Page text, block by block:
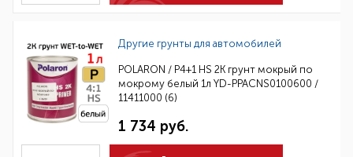
Другие грунты для автомобилей
POLARON / P4+1 HS 2K грунт мокрый по
мокрому белый 1л YD-PPACNS0100600 /
11411000 (6)
1 734 руб.